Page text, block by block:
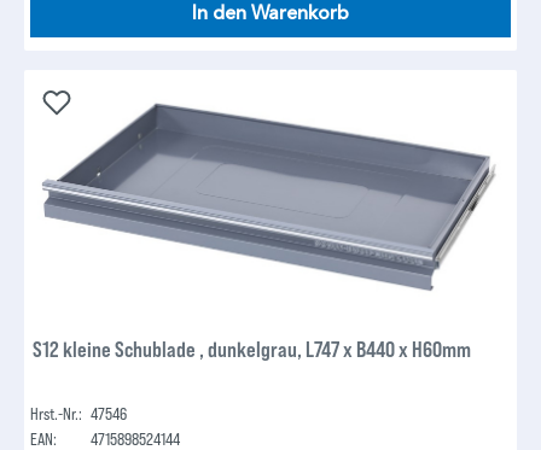
In den Warenkorb
S12 kleine Schublade , dunkelgrau, L747 x B440 x H60mm
Hrst.-Nr.: 47546
EAN:
4715898524144